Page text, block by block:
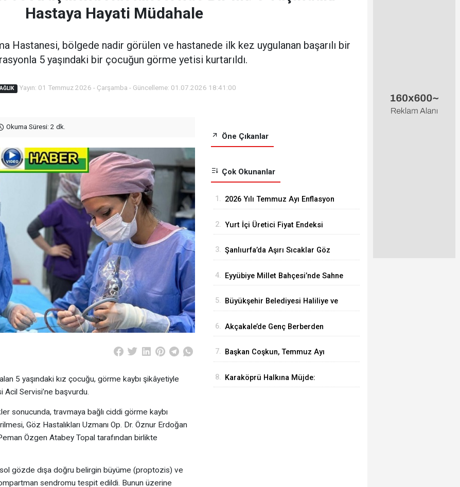
Hastaya Hayati Müdahale
Hastanesi, bölgede nadir görülen ve hastanede ilk kez uygulanan başarılı bir
5 yaşındaki bir çocuğun görme yetisi kurtarıldı.
Yayın: 01 Temmuz 2026 - Çarşamba - Güncelleme: 01.07.2026 18:41:00
Okuma Süresi: 2 dk.
5 yaşındaki kız çocuğu, görme kaybı şikâyetiyle
Acil Servisi’ne başvurdu.
sonucunda, travmaya bağlı ciddi görme kaybı
Göz Hastalıkları Uzmanı Op. Dr. Öznur Erdoğan
Özgen Atabey Topal tarafından birlikte
gözde dışa doğru belirgin büyüme (proptozis) ve
sendromu tespit edildi. Bunun üzerine
Öne Çıkanlar
Çok Okunanlar
1. 2026 Yılı Temmuz Ayı Enflasyon
2. Yurt İçi Üretici Fiyat Endeksi
3. Şanlıurfa’da Aşırı Sıcaklar Göz
4. Eyyübiye Millet Bahçesi’nde Sahne
5. Büyükşehir Belediyesi Haliliye ve
Asfaltlıyor
6. Akçakale’de Genç Berberden
7. Başkan Coşkun, Temmuz Ayı
Değerlendirdi
8. Karaköprü Halkına Müjde: